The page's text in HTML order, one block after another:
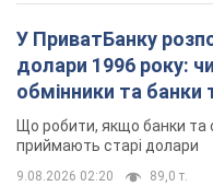
У ПриватБанку
долари 1996 року:
обмінники та банки
Що робити, якщо банки та
приймають старі долари
9.08.2026 02:20 89,0 т.